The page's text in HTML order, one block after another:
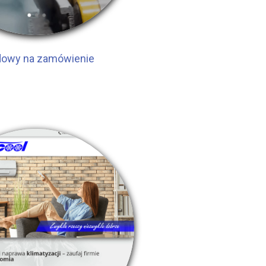
na zamówienie